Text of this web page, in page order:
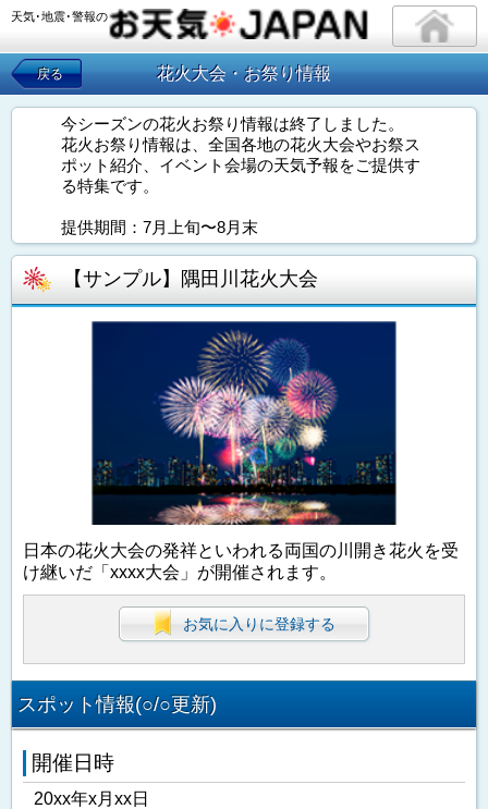
天気･地震･警報の
戻る 花火大会・お祭り情報
今シーズンの花火お祭り情報は終了しました。
花火お祭り情報は、全国各地の花火大会やお祭ス
ポット紹介、イベント会場の天気予報をご提供す
る特集です。
提供期間：7月上旬〜8月末
【サンプル】隅田川花火大会
日本の花火大会の発祥といわれる両国の川開き花火を受
け継いだ「xxxx大会」が開催されます。
お気に入りに登録する
スポット情報(○/○更新)
開催日時
20xx年x月xx日